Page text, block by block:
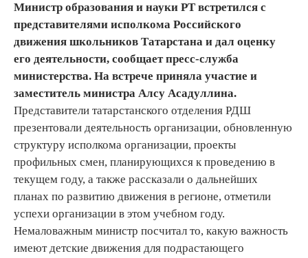
Министр образования и науки РТ встретился с
представителями исполкома Российского
движения школьников Татарстана и дал оценку
его деятельности, сообщает пресс-служба
министерства. На встрече приняла участие и
заместитель министра Алсу Асадуллина.
Представители татарстанского отделения РДШ
презентовали деятельность организации, обновленную
структуру исполкома организации, проекты
профильных смен, планирующихся к проведению в
текущем году, а также рассказали о дальнейших
планах по развитию движения в регионе, отметили
успехи организации в этом учебном году.
Немаловажным министр посчитал то, какую важность
имеют детские движения для подрастающего